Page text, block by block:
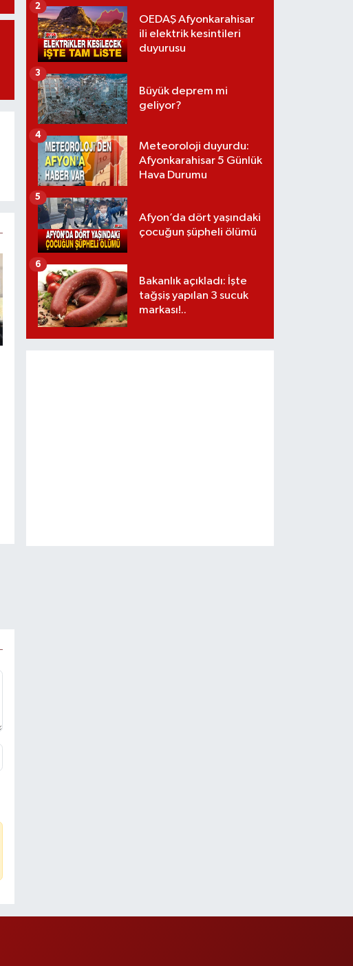
OEDAŞ Afyonkarahisar
ili elektrik kesintileri
duyurusu
2
Büyük deprem mi
geliyor?
3
Meteoroloji duyurdu:
Afyonkarahisar 5 Günlük
Hava Durumu
4
Afyon’da dört yaşındaki
çocuğun şüpheli ölümü
5
Bakanlık açıkladı: İşte
tağşiş yapılan 3 sucuk
markası!..
6